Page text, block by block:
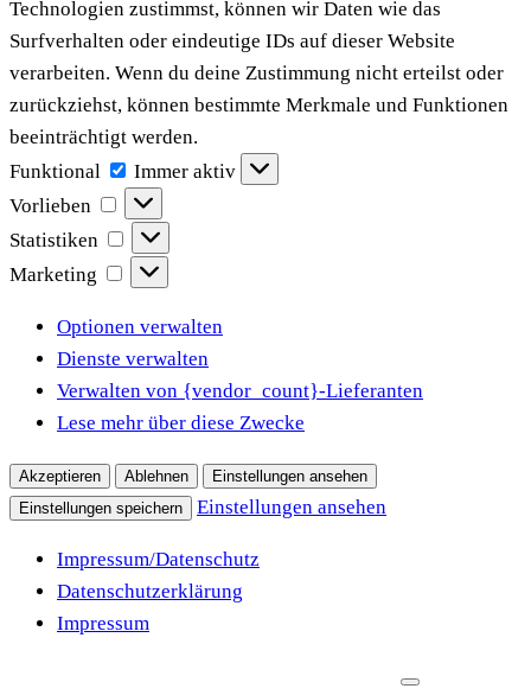
Technologien zustimmst, können wir Daten wie das
Surfverhalten oder eindeutige IDs auf dieser Website
verarbeiten. Wenn du deine Zustimmung nicht erteilst oder
zurückziehst, können bestimmte Merkmale und Funktionen
beeinträchtigt werden.
Funktional
Funktional
Immer aktiv
Vorlieben
Vorlieben
Statistiken
Statistiken
Marketing
Marketing
Optionen verwalten
Dienste verwalten
Verwalten von {vendor_count}-Lieferanten
Lese mehr über diese Zwecke
Akzeptieren Ablehnen
Einstellungen ansehen
Einstellungen speichern
Einstellungen ansehen
Impressum/Datenschutz
Datenschutzerklärung
Impressum